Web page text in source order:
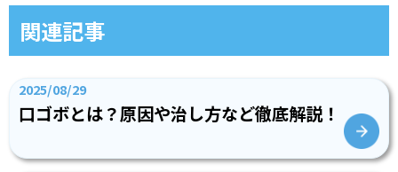
関連記事
2025/08/29
口ゴボとは？原因や治し方など徹底解説！